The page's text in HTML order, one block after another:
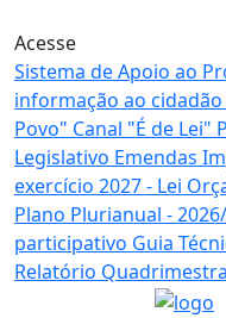
Acesse
Sistema de Apoio ao
informação ao cidadão
Povo" Canal "É de Lei"
Legislativo Emendas
exercício 2027 - Lei
Plano Plurianual -
participativo Guia
Relatório